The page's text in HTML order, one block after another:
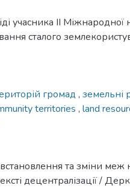
учасника ІІ Міжнародної
сталого
громад , земельні
territories , land
та зміни меж
децентралізації /